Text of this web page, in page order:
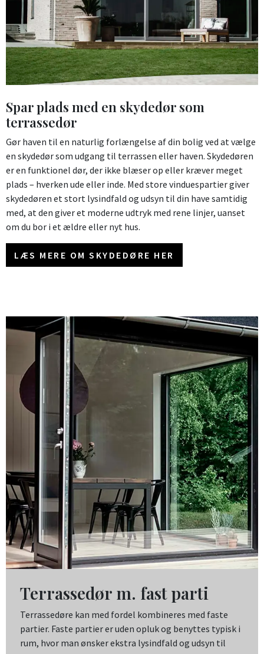
Spar plads med en skydedør som
terrassedør
Gør haven til en naturlig forlængelse af din bolig ved at vælge
en skydedør som udgang til terrassen eller haven. Skydedøren
er en funktionel dør, der ikke blæser op eller kræver meget
plads – hverken ude eller inde. Med store vinduespartier giver
skydedøren et stort lysindfald og udsyn til din have samtidig
med, at den giver et moderne udtryk med rene linjer, uanset
om du bor i et ældre eller nyt hus.
LÆS MERE OM SKYDEDØRE HER
Terrassedør m. fast parti
Terrassedøre kan med fordel kombineres med faste
partier. Faste partier er uden opluk og benyttes typisk i
rum, hvor man ønsker ekstra lysindfald og udsyn til